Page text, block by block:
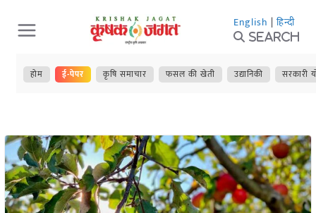
Skip
to
content
English | हिन्दी
Search
होम ई-पेपर कृषि समाचार फसल की खेती उद्यानिकी सरकारी